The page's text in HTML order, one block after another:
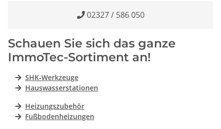
02327 / 586 050
Schauen Sie sich das ganze
ImmoTec-Sortiment an!
SHK-Werkzeuge
Hauswasserstationen
Heizungszubehör
Fußbodenheizungen